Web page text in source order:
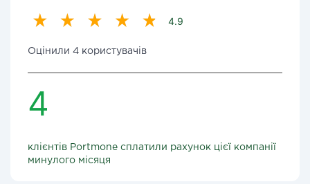
4.9
Оцінили 4 користувачів
4
клієнтів Portmone сплатили рахунок цієї компанії
минулого місяця